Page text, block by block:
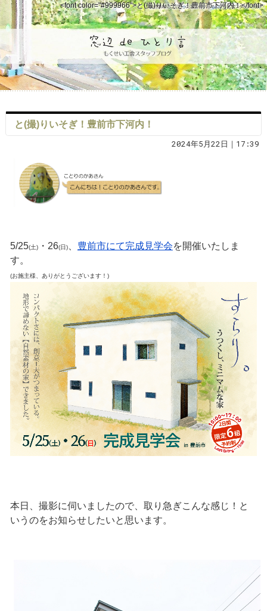
<font color="#999966">と(撮)りいそぎ！豊前市下河内！</font>
と(撮)りいそぎ！豊前市下河内！
2024年5月22日｜17:39
5/25(土)・26(日)、 豊前市にて完成見学会を開催いたしま
す。
(お施主様、ありがとうございます！)
本日、撮影に伺いましたので、取り急ぎこんな感じ！と
いうのをお知らせしたいと思います。